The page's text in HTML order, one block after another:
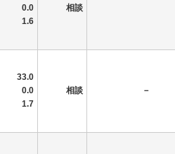
0.0
1.6
相談
33.0
0.0
1.7
相談 －